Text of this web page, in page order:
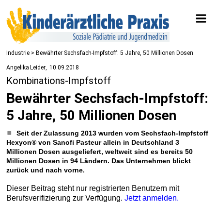
Industrie > Bewährter Sechsfach-Impfstoff: 5 Jahre, 50 Millionen Dosen
Angelika Leider 10.09.2018
Kombinations-Impfstoff
Bewährter Sechsfach-Impfstoff:
5 Jahre, 50 Millionen Dosen
Seit der Zulassung 2013 wurden vom Sechsfach-­Impfstoff
Hexyon® von Sanofi Pasteur allein in Deutschland 3
Millionen Dosen ausgeliefert, weltweit sind es bereits 50
Millionen Dosen in 94 Ländern. Das Unternehmen blickt
zurück und nach vorne.
Dieser Beitrag steht nur registrierten Benutzern mit
Berufsverifizierung zur Verfügung.Jetzt anmelden.